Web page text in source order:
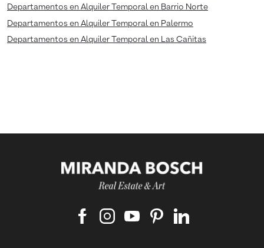
Departamentos en Alquiler Temporal en Barrio Norte
Departamentos en Alquiler Temporal en Palermo
Departamentos en Alquiler Temporal en Las Cañitas